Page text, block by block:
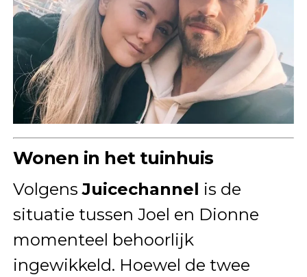
Wonen in het tuinhuis
VolgensJuicechannel is de
situatie tussen Joel en Dionne
momenteel behoorlijk
ingewikkeld. Hoewel de twee